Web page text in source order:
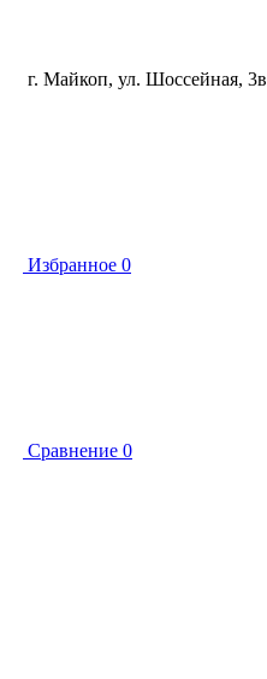
г. Майкоп, ул. ​Шоссейная, 3в
Избранное 0
Сравнение 0